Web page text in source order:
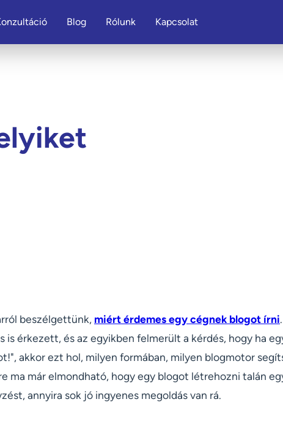
Blog Rólunk Kapcsolat
beszélgettünk, miért érdemes egy cégnek blogot írni
is érkezett, és az egyikben felmerült a kérdés, hogy ha
akkor ezt hol, milyen formában, milyen blogmotor
ma már elmondható, hogy egy blogot létrehozni talán
annyira sok jó ingyenes megoldás van rá.